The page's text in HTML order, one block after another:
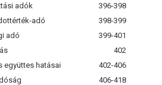
adók
396-398
adó
398-399
adó
399-401
402
hatásai
402-406
406-418